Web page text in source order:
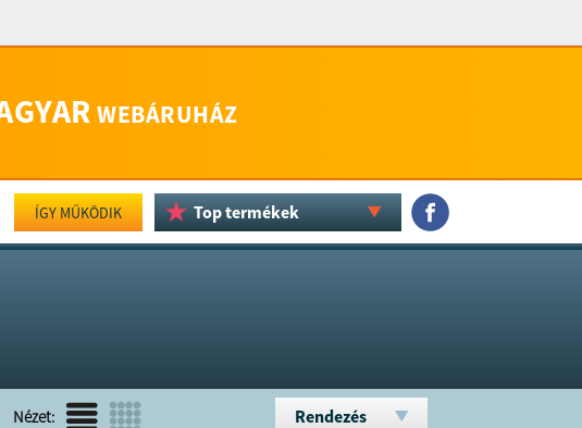
WEBÁRUHÁZ
ÍGY MŰKÖDIK Top termékek
Nézet: Rendezés